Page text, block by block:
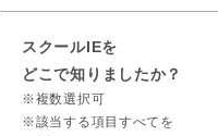
スクールIEを
どこで知りましたか？
※複数選択可
※該当する項目すべてを